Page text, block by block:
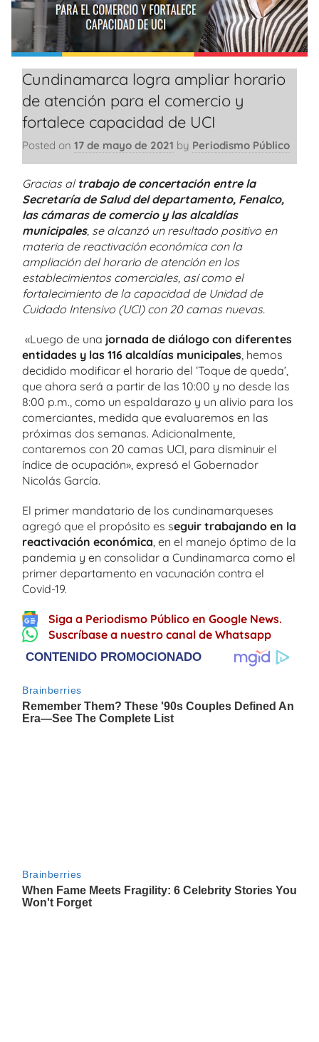
Cundinamarca logra ampliar horario
de atención para el comercio y
fortalece capacidad de UCI
Posted on 17 de mayo de 2021 by Periodismo Público
Gracias al trabajo de concertación entre la
Secretaría de Salud del departamento, Fenalco,
las cámaras de comercio y las alcaldías
municipales, se alcanzó un resultado positivo en
materia de reactivación económica con la
ampliación del horario de atención en los
establecimientos comerciales, así como el
fortalecimiento de la capacidad de Unidad de
Cuidado Intensivo (UCI) con 20 camas nuevas.
«Luego de una jornada de diálogo con diferentes
entidades y las 116 alcaldías municipales , hemos
decidido modificar el horario del ‘Toque de queda’,
que ahora será a partir de las 10:00 y no desde las
8:00 p.m., como un espaldarazo y un alivio para los
comerciantes, medida que evaluaremos en las
próximas dos semanas. Adicionalmente,
contaremos con 20 camas UCI, para disminuir el
índice de ocupación», expresó el Gobernador
Nicolás García.
El primer mandatario de los cundinamarqueses
agregó que el propósito es seguir trabajando en la
reactivación económica , en el manejo óptimo de la
pandemia y en consolidar a Cundinamarca como el
primer departamento en vacunación contra el
Covid-19.
Siga a Periodismo Público en Google News.
Suscríbase a nuestro canal de Whatsapp